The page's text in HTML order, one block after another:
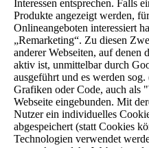
Interessen entsprechen. Falls
Produkte angezeigt werden,
Onlineangeboten interessiert
„Remarketing“. Zu diesen
anderer Webseiten, auf denen
aktiv ist, unmittelbar durch
ausgeführt und es werden
Grafiken oder Code, auch als
Webseite eingebunden. Mit
Nutzer ein individuelles
abgespeichert (statt Cookies
Technologien verwendet